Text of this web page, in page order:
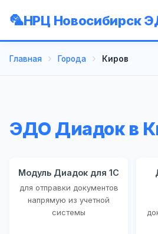
НРЦ Новосибирск
Главная Города Киров
ЭДО Диадок в
Модуль Диадок для 1С
для отправки документов
напрямую из учетной
системы